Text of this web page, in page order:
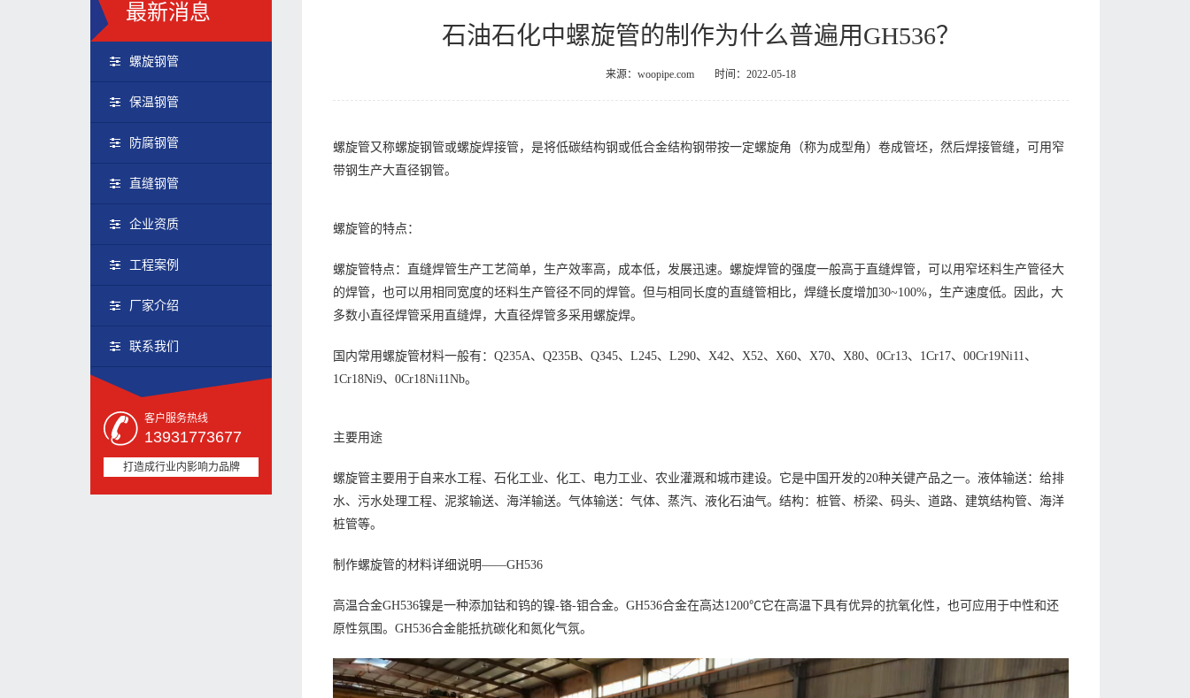
最新消息
螺旋钢管
保温钢管
防腐钢管
直缝钢管
企业资质
工程案例
厂家介绍
联系我们
客户服务热线
13931773677
打造成行业内影响力品牌
石油石化中螺旋管的制作为什么普遍用GH536？
来源：woopipe.com 时间：2022-05-18
螺旋管又称螺旋钢管或螺旋焊接管，是将低碳结构钢或低合金结构钢带按一定螺旋角（称为成型角）卷成管坯，然后焊接管缝，可用窄
带钢生产大直径钢管。
螺旋管的特点：
螺旋管特点：直缝焊管生产工艺简单，生产效率高，成本低，发展迅速。螺旋焊管的强度一般高于直缝焊管，可以用窄坯料生产管径大
的焊管，也可以用相同宽度的坯料生产管径不同的焊管。但与相同长度的直缝管相比，焊缝长度增加30~100%，生产速度低。因此，大
多数小直径焊管采用直缝焊，大直径焊管多采用螺旋焊。
国内常用螺旋管材料一般有：Q235A、Q235B、Q345、L245、L290、X42、X52、X60、X70、X80、0Cr13、1Cr17、00Cr19Ni11、
1Cr18Ni9、0Cr18Ni11Nb。
主要用途
螺旋管主要用于自来水工程、石化工业、化工、电力工业、农业灌溉和城市建设。它是中国开发的20种关键产品之一。液体输送：给排
水、污水处理工程、泥浆输送、海洋输送。气体输送：气体、蒸汽、液化石油气。结构：桩管、桥梁、码头、道路、建筑结构管、海洋
桩管等。
制作螺旋管的材料详细说明——GH536
高温合金GH536镍是一种添加钴和钨的镍-铬-钼合金。GH536合金在高达1200℃它在高温下具有优异的抗氧化性，也可应用于中性和还
原性氛围。GH536合金能抵抗碳化和氮化气氛。